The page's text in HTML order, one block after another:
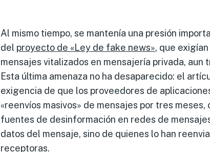
Al mismo tiempo, se mantenía una presión
del proyecto de «Ley de fake news», que
mensajes vitalizados en mensajería privada,
Esta última amenaza no ha desaparecido: el
exigencia de que los proveedores de
«reenvíos masivos» de mensajes por tres
fuentes de desinformación en redes de
datos del mensaje, sino de quienes lo han
receptoras.